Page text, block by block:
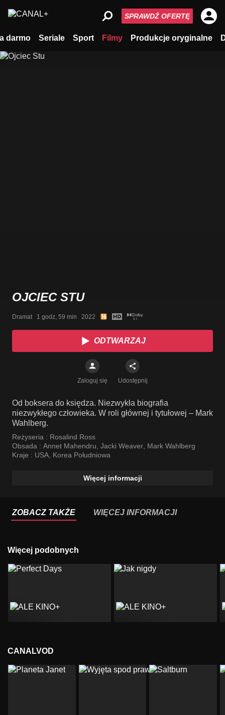
darmo Seriale Sport Filmy Produkcje oryginalne
SPRAWDŹ OFERTĘ
OJCIEC STU
Dramat   1 godz, 59 min   2022
ODTWARZAJ
Zaloguj się Udostępnij
Od boksera do księdza. Niezwykła biografia
niezwykłego człowieka. W roli głównej i tytułowej – Mark
Wahlberg.
Reżyseria : Rosalind Ross
Obsada : Annet Mahendru, Jacki Weaver, Mark Wahlberg
Kraje : USA, Korea Południowa
Więcej informacji
ZOBACZ TAKŻE WIĘCEJ INFORMACJI
Więcej podobnych
CANALVOD